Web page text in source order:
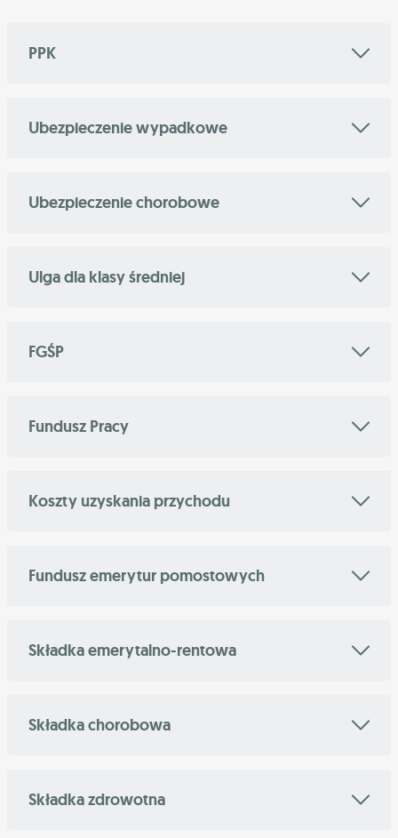
PPK
Ubezpieczenie wypadkowe
Ubezpieczenie chorobowe
Ulga dla klasy średniej
FGŚP
Fundusz Pracy
Koszty uzyskania przychodu
Fundusz emerytur pomostowych
Składka emerytalno-rentowa
Składka chorobowa
Składka zdrowotna